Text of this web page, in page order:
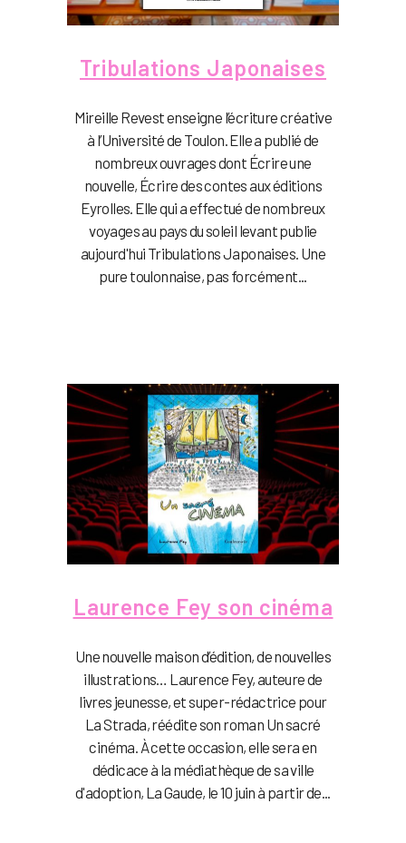
Tribulations Japonaises
Mireille Revest enseigne l’écriture créative
à l’Université de Toulon. Elle a publié de
nombreux ouvrages dont Écrire une
nouvelle, Écrire des contes aux éditions
Eyrolles. Elle qui a effectué de nombreux
voyages au pays du soleil levant publie
aujourd'hui Tribulations Japonaises. Une
pure toulonnaise, pas forcément...
Laurence Fey son cinéma
Une nouvelle maison d’édition, de nouvelles
illustrations… Laurence Fey, auteure de
livres jeunesse, et super-rédactrice pour
La Strada, réédite son roman Un sacré
cinéma. À cette occasion, elle sera en
dédicace à la médiathèque de sa ville
d'adoption, La Gaude, le 10 juin à partir de...